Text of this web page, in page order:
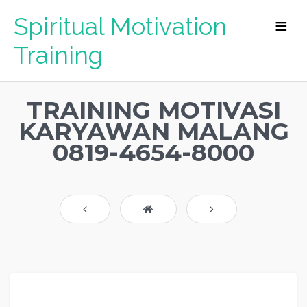
Spiritual Motivation
Training
TRAINING MOTIVASI
KARYAWAN MALANG
0819-4654-8000